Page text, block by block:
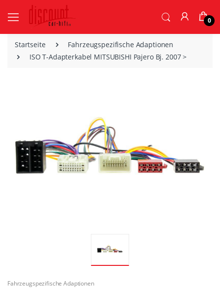
0
Startseite
Fahrzeugspezifische Adaptionen
ISO T-Adapterkabel MITSUBISHI Pajero Bj. 2007 >
Fahrzeugspezifische Adaptionen